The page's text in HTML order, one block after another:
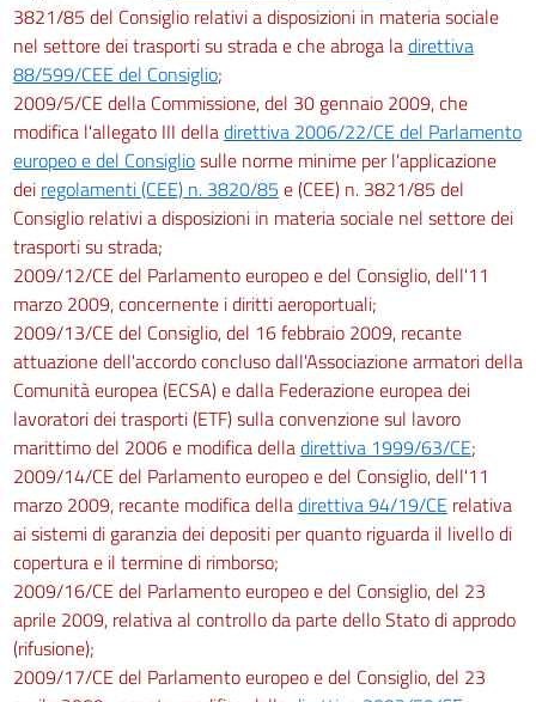
3821/85 del Consiglio relativi a disposizioni in materia sociale
nel settore dei trasporti su strada e che abroga ladirettiva
88/599/CEE del Consiglio;
2009/5/CE della Commissione, del 30 gennaio 2009, che
modifica l'allegato III delladirettiva 2006/22/CE del Parlamento
europeo e del Consigliosulle norme minime per l'applicazione
dei regolamenti (CEE) n. 3820/85 e (CEE) n. 3821/85 del
Consiglio relativi a disposizioni in materia sociale nel settore dei
trasporti su strada;
2009/12/CE del Parlamento europeo e del Consiglio, dell'11
marzo 2009, concernente i diritti aeroportuali;
2009/13/CE del Consiglio, del 16 febbraio 2009, recante
attuazione dell'accordo concluso dall'Associazione armatori della
Comunità europea (ECSA) e dalla Federazione europea dei
lavoratori dei trasporti (ETF) sulla convenzione sul lavoro
marittimo del 2006 e modifica delladirettiva 1999/63/CE;
2009/14/CE del Parlamento europeo e del Consiglio, dell'11
marzo 2009, recante modifica delladirettiva 94/19/CE relativa
ai sistemi di garanzia dei depositi per quanto riguarda il livello di
copertura e il termine di rimborso;
2009/16/CE del Parlamento europeo e del Consiglio, del 23
aprile 2009, relativa al controllo da parte dello Stato di approdo
(rifusione);
2009/17/CE del Parlamento europeo e del Consiglio, del 23